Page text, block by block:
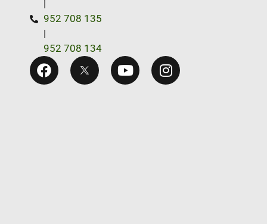
|
952 708 135
|
952 708 134